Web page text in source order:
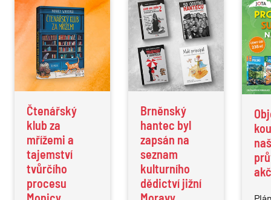
Čtenářský
klub za
mřížemi a
tajemství
tvůrčího
procesu
Brněnský
hantec byl
zapsán na
seznam
kulturního
dědictví jižní